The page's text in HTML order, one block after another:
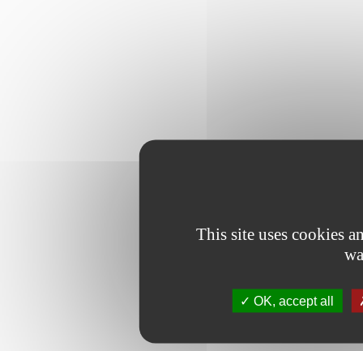
This site uses cookies
OK, accept all